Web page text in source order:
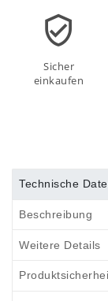
Sicher
einkaufen
Technische
Beschreibung
Weitere Details